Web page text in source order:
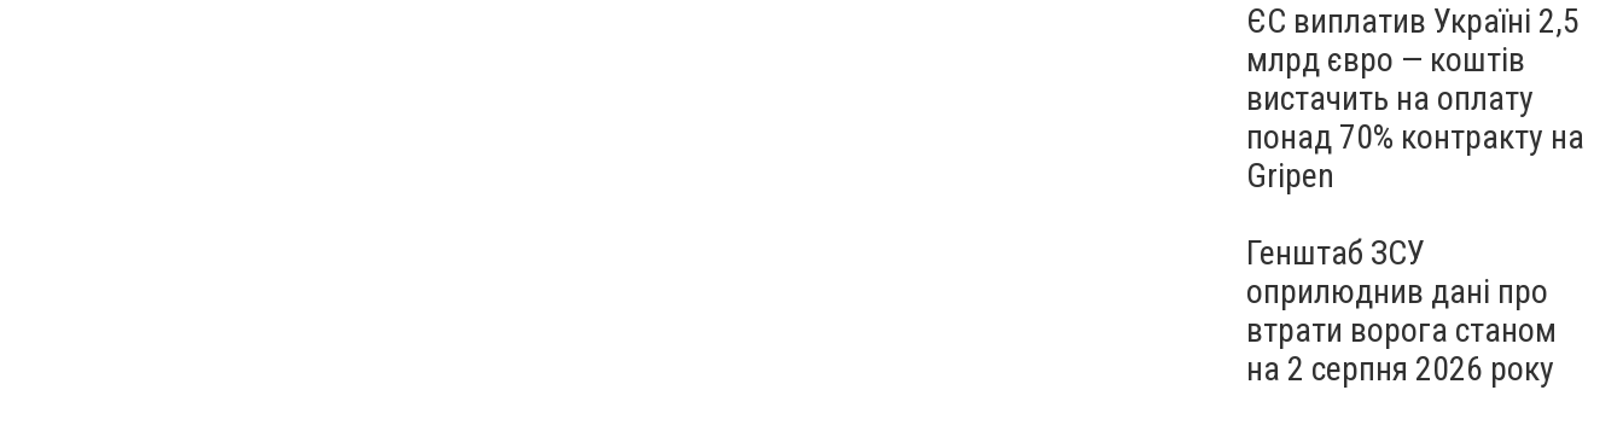
ЄС виплатив Україні 2,5
млрд євро — коштів
вистачить на оплату
понад 70% контракту на
Gripen
Генштаб ЗСУ
оприлюднив дані про
втрати ворога станом
на 2 серпня 2026 року